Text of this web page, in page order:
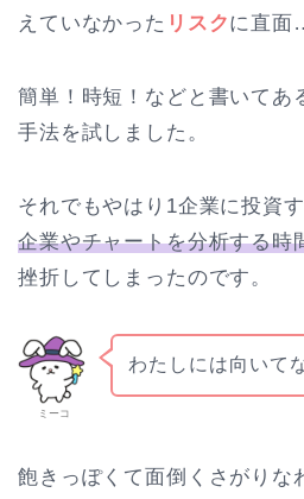
えていなかった リスクに直面
簡単！時短！などと書いてあ
手法を試しました。
それでもやはり1企業に投資す
企業やチャートを分析する時
挫折してしまったのです。
ミーコ
わたしには向いて
飽きっぽくて面倒くさがりな